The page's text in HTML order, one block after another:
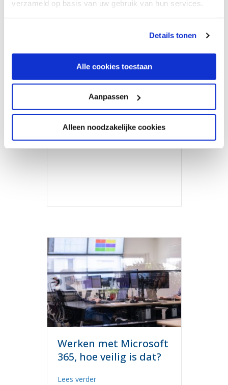
verzameld op basis van uw gebruik van hun services.
Details tonen
Alle cookies toestaan
Aanpassen
Alleen noodzakelijke cookies
Interview: Microsoft
365-beveiliging
Lees verderabout Interview: Microsoft 365-
Werken met Microsoft
365, hoe veilig is dat?
Lees verderabout Werken met Microsoft 365, hoe